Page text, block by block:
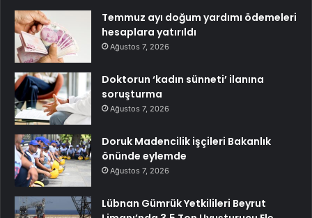
Temmuz ayı doğum yardımı ödemeleri
hesaplara yatırıldı
Ağustos 7, 2026
Doktorun ‘kadın sünneti’ ilanına
soruşturma
Ağustos 7, 2026
Doruk Madencilik işçileri Bakanlık
önünde eylemde
Ağustos 7, 2026
Lübnan Gümrük Yetkilileri Beyrut